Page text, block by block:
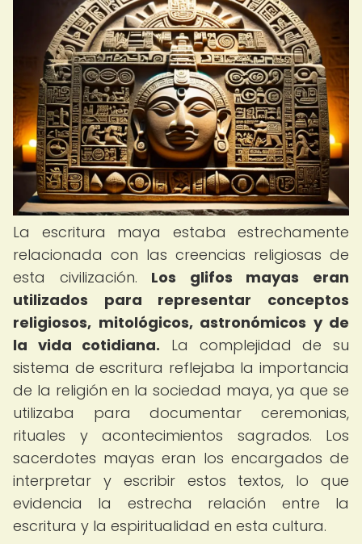
La escritura maya estaba estrechamente
relacionada con las creencias religiosas de
esta civilización. Los glifos mayas eran
utilizados para representar conceptos
religiosos, mitológicos, astronómicos y de
la vida cotidiana. La complejidad de su
sistema de escritura reflejaba la importancia
de la religión en la sociedad maya, ya que se
utilizaba para documentar ceremonias,
rituales y acontecimientos sagrados. Los
sacerdotes mayas eran los encargados de
interpretar y escribir estos textos, lo que
evidencia la estrecha relación entre la
escritura y la espiritualidad en esta cultura.